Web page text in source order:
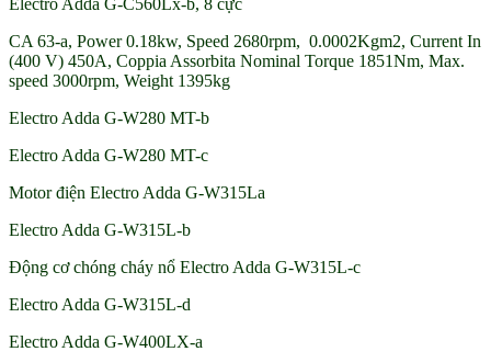
Electro Adda G-C560Lx-b, 8 cực
CA 63-a, Power 0.18kw, Speed 2680rpm, 0.0002Kgm2, Current In
(400 V) 450A, Coppia Assorbita Nominal Torque 1851Nm, Max.
speed 3000rpm, Weight 1395kg
Electro Adda G-W280 MT-b
Electro Adda G-W280 MT-c
Motor điện Electro Adda G-W315La
Electro Adda G-W315L-b
Động cơ chóng cháy nổ Electro Adda G-W315L-c
Electro Adda G-W315L-d
Electro Adda G-W400LX-a